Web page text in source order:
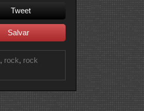
Tweet
Salvar
, rock, rock